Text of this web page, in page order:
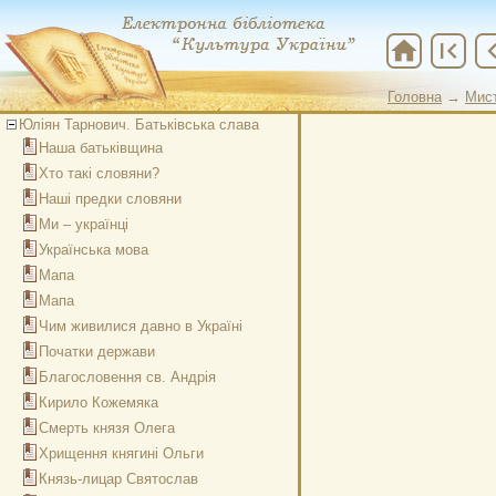
Головна →
home first_page chevron_left
Юліян Тарнович. Батьківська слава
Наша батьківщина
Хто такі словяни?
Наші предки словяни
Ми – українці
Українська мова
Мапа
Мапа
Чим живилися давно в Україні
Початки держави
Благословення св. Андрія
Кирило Кожемяка
Смерть князя Олега
Хрищення княгині Ольги
Князь-лицар Святослав